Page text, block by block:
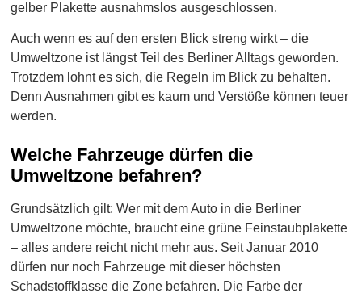
gelber Plakette ausnahmslos ausgeschlossen.
Auch wenn es auf den ersten Blick streng wirkt – die
Umweltzone ist längst Teil des Berliner Alltags geworden.
Trotzdem lohnt es sich, die Regeln im Blick zu behalten.
Denn Ausnahmen gibt es kaum und Verstöße können teuer
werden.
Welche Fahrzeuge dürfen die
Umweltzone befahren?
Grundsätzlich gilt: Wer mit dem Auto in die Berliner
Umweltzone möchte, braucht eine grüne Feinstaubplakette
– alles andere reicht nicht mehr aus. Seit Januar 2010
dürfen nur noch Fahrzeuge mit dieser höchsten
Schadstoffklasse die Zone befahren. Die Farbe der